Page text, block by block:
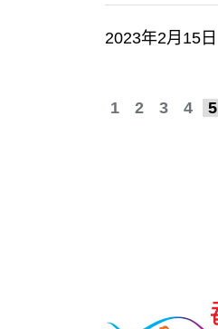
2023年2月15日
1 2 3 4 5